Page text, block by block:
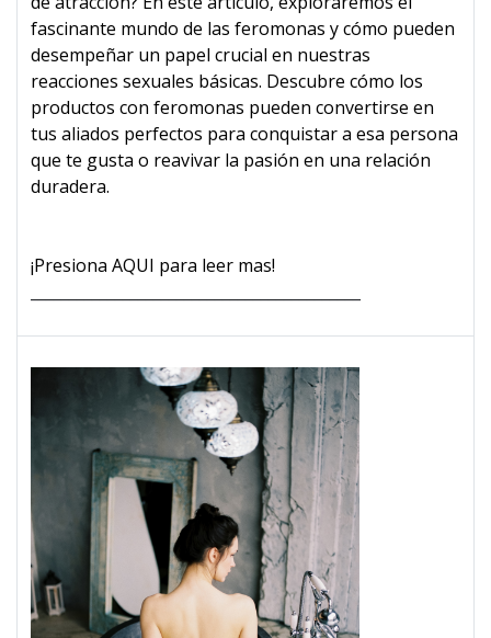
fascinante mundo de las feromonas y cómo pueden
desempeñar un papel crucial en nuestras
reacciones sexuales básicas. Descubre cómo los
productos con feromonas pueden convertirse en
tus aliados perfectos para conquistar a esa persona
que te gusta o reavivar la pasión en una relación
duradera.
¡Presiona AQUI para leer mas!